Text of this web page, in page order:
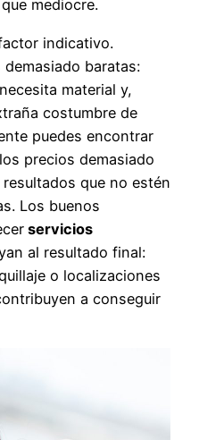
mediocre.
indicativo.
baratas:
necesita material y,
costumbre de
puedes encontrar
precios demasiado
que no estén
Los buenos
servicios
al resultado final:
o localizaciones
a conseguir